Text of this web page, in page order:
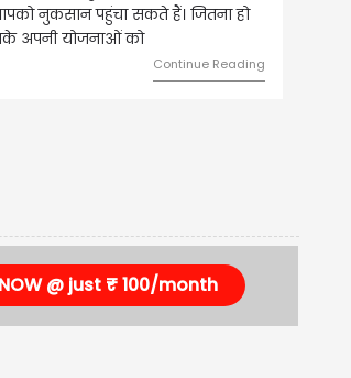
पहुंचा सकते हैं। जितना हो
योजनाओं को
Continue Reading
हुए कार्यों में गति
NOW @ just ₹ 100/month